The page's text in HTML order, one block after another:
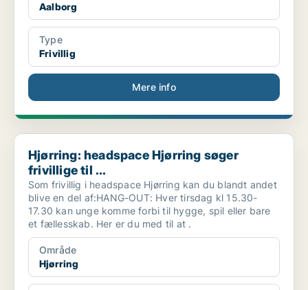
Aalborg
Type
Frivillig
Mere info
Hjørring: headspace Hjørring søger frivillige til ...
Hjørring: headspace Hjørring søger
frivillige til ...
Som frivillig i headspace Hjørring kan du blandt andet
blive en del af:HANG-OUT: Hver tirsdag kl 15.30-
17.30 kan unge komme forbi til hygge, spil eller bare
et fællesskab. Her er du med til at .
Område
Hjørring